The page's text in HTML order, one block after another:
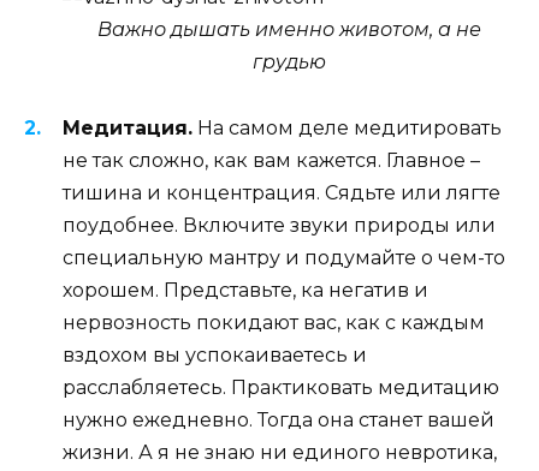
Важно дышать именно животом, а не
грудью
Медитация. На самом деле медитировать
не так сложно, как вам кажется. Главное –
тишина и концентрация. Сядьте или лягте
поудобнее. Включите звуки природы или
специальную мантру и подумайте о чем-то
хорошем. Представьте, ка негатив и
нервозность покидают вас, как с каждым
вздохом вы успокаиваетесь и
расслабляетесь. Практиковать медитацию
нужно ежедневно. Тогда она станет вашей
жизни. А я не знаю ни единого невротика,